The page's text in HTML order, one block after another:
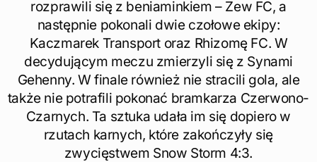
rozprawili się z beniaminkiem – Zew FC, a
następnie pokonali dwie czołowe ekipy:
Kaczmarek Transport oraz Rhizomę FC. W
decydującym meczu zmierzyli się z Synami
Gehenny. W finale również nie stracili gola, ale
także nie potrafili pokonać bramkarza Czerwono-
Czarnych. Ta sztuka udała im się dopiero w
rzutach karnych, które zakończyły się
zwycięstwem Snow Storm 4:3.